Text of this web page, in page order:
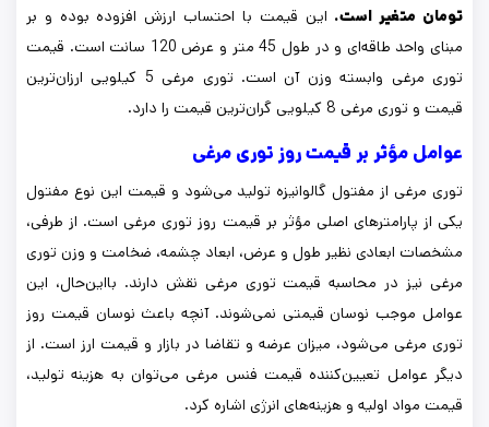
تومان متغیر است. این قیمت با احتساب ارزش افزوده بوده و بر
مبنای واحد طاقه‌ای و در طول 45 متر و عرض 120 سانت است. قیمت
توری مرغی وابسته وزن آن است. توری مرغی 5 کیلویی ارزان‌ترین
قیمت و توری مرغی 8 کیلویی گران‌ترین قیمت را دارد.
عوامل مؤثر بر قیمت روز توری مرغی
توری مرغی از مفتول گالوانیزه تولید می‌شود و قیمت این نوع مفتول
یکی از پارامترهای اصلی مؤثر بر قیمت روز توری مرغی است. از طرفی،
مشخصات ابعادی نظیر طول و عرض، ابعاد چشمه، ضخامت و وزن توری
مرغی نیز در محاسبه قیمت توری مرغی نقش دارند. بااین‌حال، این
عوامل موجب نوسان قیمتی نمی‌شوند. آنچه باعث نوسان قیمت روز
توری مرغی می‌شود، میزان عرضه و تقاضا در بازار و قیمت ارز است. از
دیگر عوامل تعیین‌کننده قیمت فنس مرغی می‌توان به هزینه تولید،
قیمت مواد اولیه و هزینه‌های انرژی اشاره کرد.